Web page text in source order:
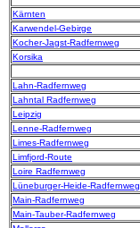
Kärnten
Karwendel-Gebirge
Kocher-Jagst-Radfernweg
Korsika
Lahn-Radfernweg
Lahntal Radfernweg
Leipzig
Lenne-Radfernweg
Limes-Radfernweg
Limfjord-Route
Loire Radfernweg
Lüneburger-Heide-Radfernweg
Main-Radfernweg
Main-Tauber-Radfernweg